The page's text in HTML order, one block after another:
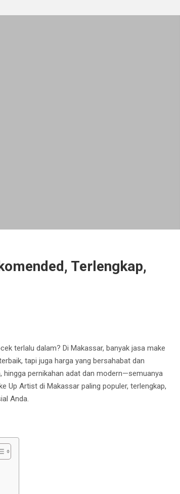
Terlengkap,
terlalu dalam? Di Makassar, banyak jasa make
tapi juga harga yang bersahabat dan
hingga pernikahan adat dan modern—semuanya
Up Artist di Makassar paling populer, terlengkap,
Anda.